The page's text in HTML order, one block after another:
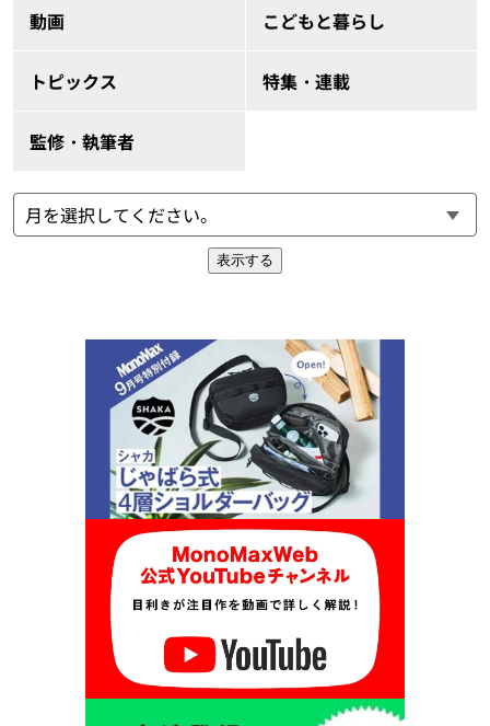
動画 こどもと暮らし
トピックス 特集・連載
監修・執筆者
表示する